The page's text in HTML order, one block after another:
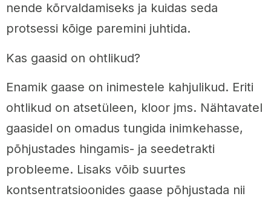
nende kõrvaldamiseks ja kuidas seda
protsessi kõige paremini juhtida.
Kas gaasid on ohtlikud?
Enamik gaase on inimestele kahjulikud. Eriti
ohtlikud on atsetüleen, kloor jms. Nähtavatel
gaasidel on omadus tungida inimkehasse,
põhjustades hingamis- ja seedetrakti
probleeme. Lisaks võib suurtes
kontsentratsioonides gaase põhjustada nii